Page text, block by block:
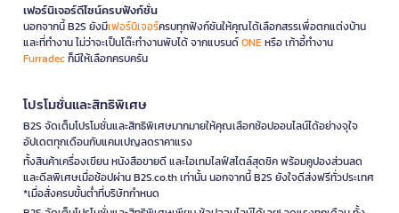
เฟอร์นิเจอร์ดีไซน์ครบฟังก์ชั่น
นอกจากนี้ B2S ยังมีเฟอร์นิเจอร์ครบทุกฟังก์ชันให้คุณได้เลือกสรรเพื่อตกแต่งบ้าน
และที่ทำงาน ไม่ว่าจะเป็นโต๊ะทำงานพับได้ จากแบรนด์ONEหรือ เก้าอี้ทำงาน
Furradecก็มีให้เลือกครบครัน
โปรโมชั่นและสิทธิพิเศษ
B2S จัดเต็มโปรโมชั่นและสิทธิพิเศษมากมายให้คุณเลือกช้อปออนไลน์ได้อย่างจุใจ
อัปเดตทุกเดือนกับแคมเปญลดราคาแรง
ทั้งสินค้าเครื่องเขียน หนังสือขายดี และไอเทมไลฟ์สไตล์สุดชิค พร้อมคูปองส่วนลด
และดีลพิเศษเมื่อช้อปผ่าน B2S.co.th เท่านั้น นอกจากนี้ B2S ยังใจดีส่งฟรีทั่วประเทศ
*เมื่อสั่งครบขั้นต่ำที่บริษัทกำหนด